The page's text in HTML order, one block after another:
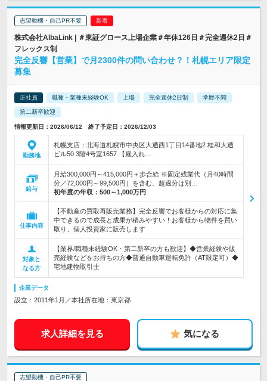
志望動機・自己PR不要
株式会社AlbaLink | ＃東証グロース上場企業＃年休126日＃完全週休2日＃
フレックス制
完全反響【営業】で月2300件の問い合わせ？！札幌エリア限定
募集
正社員 職種・業種未経験OK 上場 完全週休2日制 学歴不問
第二新卒歓迎
情報更新日：2026/06/12 終了予定日：2026/12/03
勤務地
札幌支店：北海道札幌市中央区大通西1丁目14番地2 桂和大通
ビル50 3階4号室1657 【雇入れ…
給与
月給300,000円～415,000円＋歩合給 ※固定残業代（月40時間
分／72,000円～99,500円）を含む。超過分は別…
初年度の年収： 500～1,000万円
仕事内容
【不動産の買取再販売業務】完全反響でお客様からの対応に集
中できるので成長と成果が積みやすい！お客様から物件を買い
取り、個人投資家に販売します
対象と
なる方
【業界/職種未経験OK・第二新卒の方も歓迎】◆営業経験や販
売経験などをお持ちの方◆普通自動車運転免許（AT限定可）◆
宅地建物取引士
企業データ
設立：2011年1月／本社所在地：東京都
求人詳細を見る 気になる
志望動機・自己PR不要